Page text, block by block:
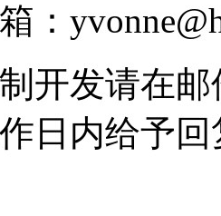
：
开发请在
日内给予回